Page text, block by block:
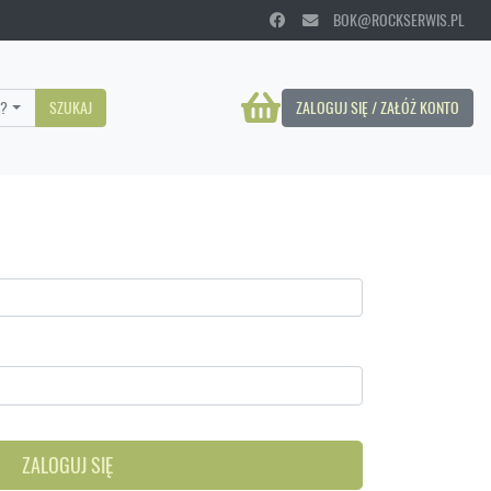
BOK@ROCKSERWIS.PL
ZALOGUJ SIĘ / ZAŁÓŻ KONTO
SZUKAJ
ZALOGUJ SIĘ